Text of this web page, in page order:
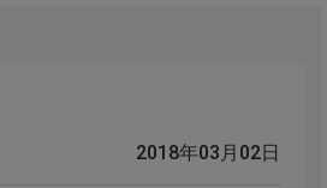
2018年03月02日